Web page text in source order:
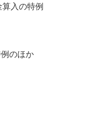
入の特例
のほか